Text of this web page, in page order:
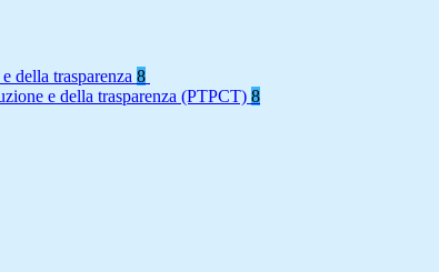
della trasparenza 8
e della trasparenza (PTPCT) 8